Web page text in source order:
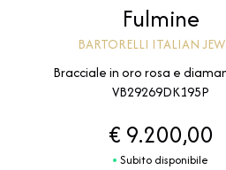
Fulmine
BARTORELLI ITALIAN
Bracciale in oro rosa e
VB29269DK195P
€ 9.200,00
Subito disponibile